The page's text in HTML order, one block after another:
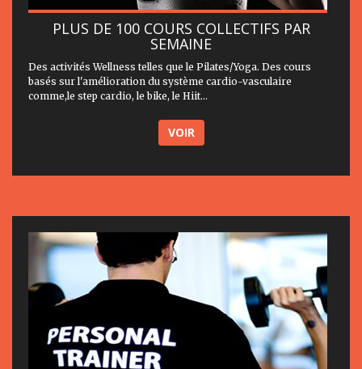
PLUS DE 100 COURS COLLECTIFS PAR
SEMAINE
Des activités Wellness telles que le Pilates/Yoga. Des cours
basés sur l'amélioration du système cardio-vasculaire
comme,le step cardio, le bike, le Hiit...
VOIR